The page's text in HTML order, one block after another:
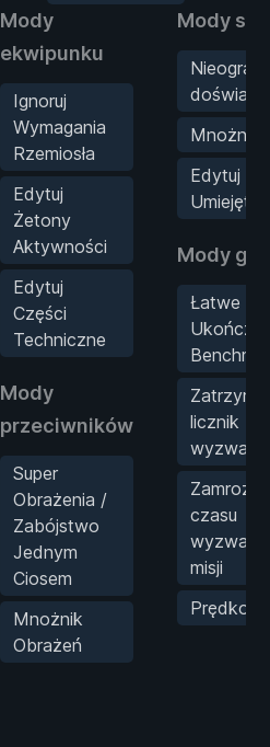
Mody
ekwipunku
Ignoruj
Wymagania
Rzemiosła
Edytuj
Żetony
Aktywności
Edytuj
Części
Techniczne
Mody
przeciwników
Super
Obrażenia /
Zabójstwo
Jednym
Ciosem
Mnożnik
Obrażeń
Mody
Mnożnik
Edytuj
Mody gry
Łatwe
Zatrzymaj
licznik
wyzwania
Zamroź
czasu
misji